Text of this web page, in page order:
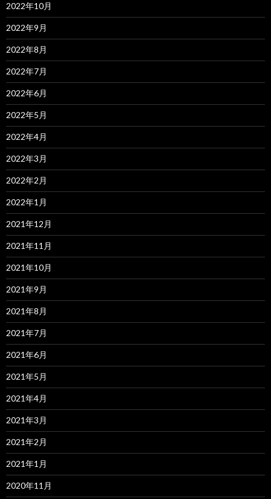
2022年10月
2022年9月
2022年8月
2022年7月
2022年6月
2022年5月
2022年4月
2022年3月
2022年2月
2022年1月
2021年12月
2021年11月
2021年10月
2021年9月
2021年8月
2021年7月
2021年6月
2021年5月
2021年4月
2021年3月
2021年2月
2021年1月
2020年11月